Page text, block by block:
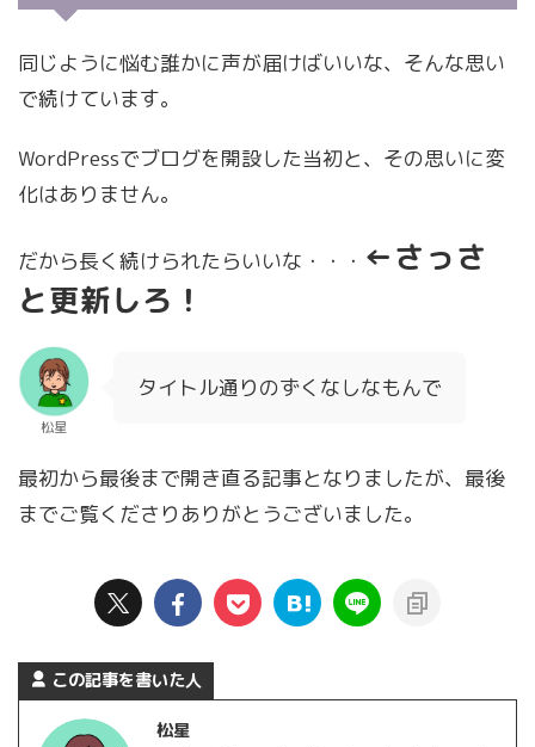
同じように悩む誰かに声が届けばいいな、そんな思い
で続けています。
WordPressでブログを開設した当初と、その思いに変
化はありません。
だから長く続けられたらいいな・・・ ←さっさ
と更新しろ！
松星
タイトル通りのずくなしなもんで
最初から最後まで開き直る記事となりましたが、最後
までご覧くださりありがとうございました。
この記事を書いた人
松星